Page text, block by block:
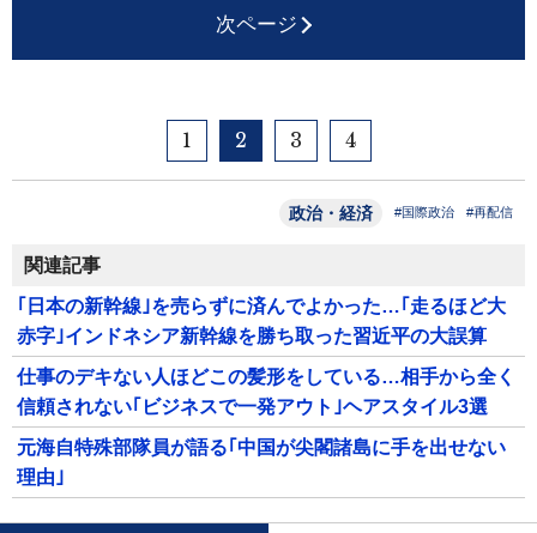
次ページ
1 2 3 4
政治・経済 #国際政治 #再配信
関連記事
｢日本の新幹線｣を売らずに済んでよかった…｢走るほど大
赤字｣インドネシア新幹線を勝ち取った習近平の大誤算
仕事のデキない人ほどこの髪形をしている…相手から全く
信頼されない｢ビジネスで一発アウト｣ヘアスタイル3選
元海自特殊部隊員が語る｢中国が尖閣諸島に手を出せない
理由｣